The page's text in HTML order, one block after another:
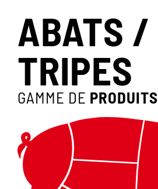
ABATS /
TRIPES
GAMME DE PRODUITS